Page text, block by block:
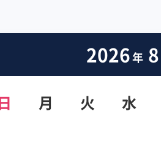
2026年 8
月 火 水